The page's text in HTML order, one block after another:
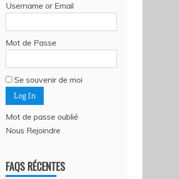
Username or Email
Mot de Passe
Se souvenir de moi
Mot de passe oublié
Nous Rejoindre
FAQS RÉCENTES